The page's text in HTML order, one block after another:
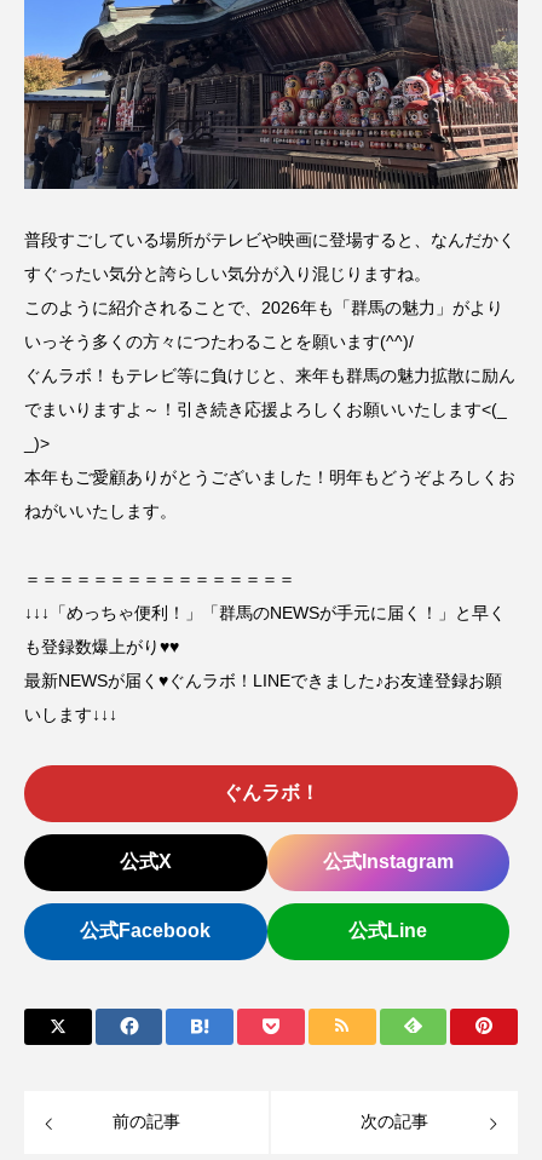
普段すごしている場所がテレビや映画に登場すると、なんだかく
すぐったい気分と誇らしい気分が入り混じりますね。
このように紹介されることで、2026年も「群馬の魅力」がより
いっそう多くの方々につたわることを願います(^^)/
ぐんラボ！もテレビ等に負けじと、来年も群馬の魅力拡散に励ん
でまいりますよ～！引き続き応援よろしくお願いいたします<(_
_)>
本年もご愛顧ありがとうございました！明年もどうぞよろしくお
ねがいいたします。
＝＝＝＝＝＝＝＝＝＝＝＝＝＝＝＝
↓↓↓「めっちゃ便利！」「群馬のNEWSが手元に届く！」と早く
も登録数爆上がり♥♥
最新NEWSが届く♥ぐんラボ！LINEできました♪お友達登録お願
いします↓↓↓
ぐんラボ！
公式X 公式Instagram
公式Facebook 公式Line
前の記事 次の記事